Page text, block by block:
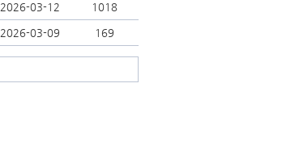
2026-03-12 1018
2026-03-09 169